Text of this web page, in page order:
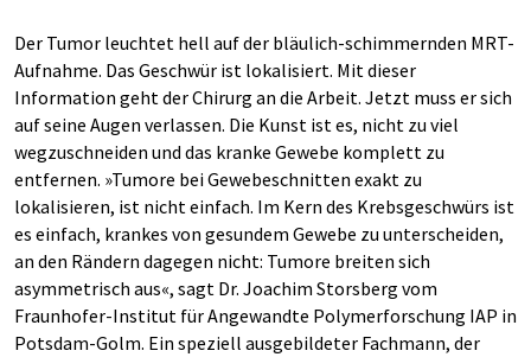
Der Tumor leuchtet hell auf der bläulich-schimmernden MRT-
Aufnahme. Das Geschwür ist lokalisiert. Mit dieser
Information geht der Chirurg an die Arbeit. Jetzt muss er sich
auf seine Augen verlassen. Die Kunst ist es, nicht zu viel
wegzuschneiden und das kranke Gewebe komplett zu
entfernen. »Tumore bei Gewebeschnitten exakt zu
lokalisieren, ist nicht einfach. Im Kern des Krebsgeschwürs ist
es einfach, krankes von gesundem Gewebe zu unterscheiden,
an den Rändern dagegen nicht: Tumore breiten sich
asymmetrisch aus«, sagt Dr. Joachim Storsberg vom
Fraunhofer-Institut für Angewandte Polymerforschung IAP in
Potsdam-Golm. Ein speziell ausgebildeter Fachmann, der